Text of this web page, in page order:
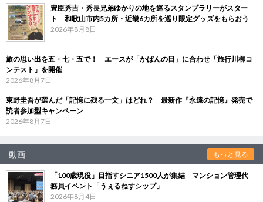
豊臣秀吉・秀長兄弟ゆかりの地を巡るスタンプラリーがスター
ト 和歌山市内5カ所・近畿6カ所を巡り限定グッズをもらおう
2026年8月8日
旅の思い出を五・七・五で！ エースが「かばんの日」に合わせ「旅行川柳コ
ンテスト」を開催
2026年8月7日
東野圭吾が選んだ「記憶に残る一文」はどれ？ 最新作『永遠の記憶』発売で
読者参加型キャンペーン
2026年8月7日
動画 もっと見る
「100歳現役」目指すシニア1500人が集結 マンション管理代
務員イベント「うぇるねすシップ」
2026年8月4日